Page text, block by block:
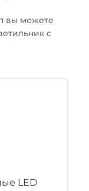
вы можете
с
LED